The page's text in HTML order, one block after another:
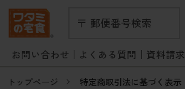
〒 郵便番号検索
お問い合わせ よくある質問 資料請求
トップページ 特定商取引法に基づく表示